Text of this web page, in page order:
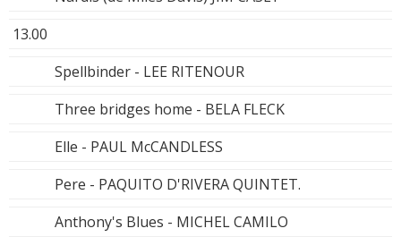
13.00
Spellbinder - LEE RITENOUR
Three bridges home - BELA FLECK
Elle - PAUL McCANDLESS
Pere - PAQUITO D'RIVERA QUINTET.
Anthony's Blues - MICHEL CAMILO